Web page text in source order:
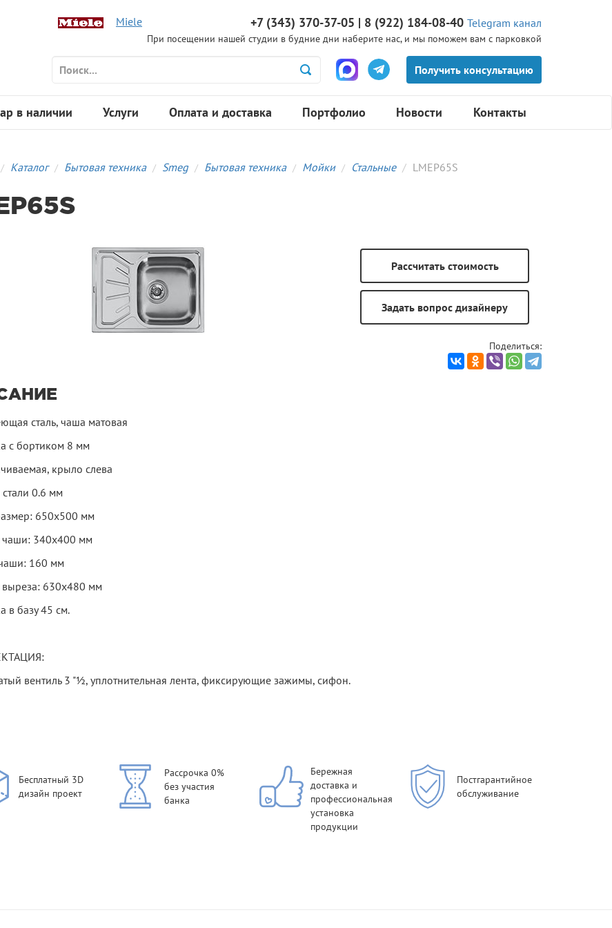
Miele +7 (343) 370-37-05 | 8 (922) 184-08-40 Telegram канал
При посещении нашей студии в будние дни наберите нас, и мы поможем вам с парковкой
в наличии Услуги Оплата и доставка Портфолио Новости Контакты
Каталог Бытовая техника Smeg Бытовая техника Мойки Стальные LMEP65S
Поделиться:
сталь, чаша матовая
с бортиком 8 мм
крыло слева
0.6 мм
650х500 мм
чаши: 340х400 мм
160 мм
630х480 мм
в базу 45 см.
вентиль 3 "½, уплотнительная лента, фиксирующие зажимы, сифон.
Бесплатный 3D
дизайн проект
Рассрочка 0%
без участия
банка
Бережная
доставка и
профессиональная
установка
продукции
Постгарантийное
обслуживание